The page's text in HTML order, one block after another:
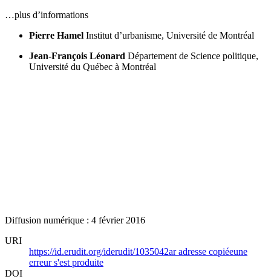
…plus d’informations
Pierre Hamel Institut d’urbanisme, Université de Montréal
Jean-François Léonard Département de Science politique,
Université du Québec à Montréal
Diffusion numérique : 4 février 2016
URI
https://id.erudit.org/iderudit/1035042aradresse copiéeune
erreur s'est produite
DOI